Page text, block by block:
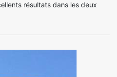
résultats dans les deux